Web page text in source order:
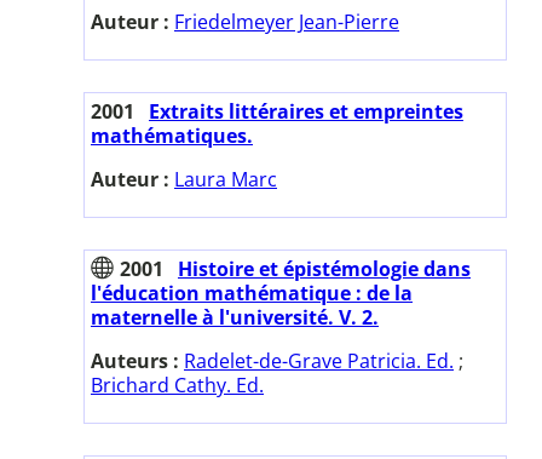
Auteur : Friedelmeyer Jean-Pierre
2001
Extraits littéraires et empreintes
mathématiques.
Auteur : Laura Marc
2001
Histoire et épistémologie dans
l'éducation mathématique : de la
maternelle à l'université. V. 2.
Auteurs : Radelet-de-Grave Patricia. Ed. ;
Brichard Cathy. Ed.